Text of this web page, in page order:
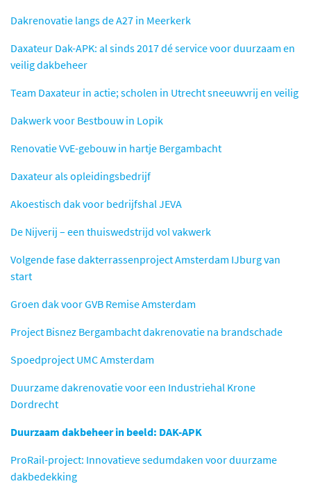
Dakrenovatie langs de A27 in Meerkerk
Daxateur Dak-APK: al sinds 2017 dé service voor duurzaam en
veilig dakbeheer
Team Daxateur in actie; scholen in Utrecht sneeuwvrij en veilig
Dakwerk voor Bestbouw in Lopik
Renovatie VvE-gebouw in hartje Bergambacht
Daxateur als opleidingsbedrijf
Akoestisch dak voor bedrijfshal JEVA
De Nijverij – een thuiswedstrijd vol vakwerk
Volgende fase dakterrassenproject Amsterdam IJburg van
start
Groen dak voor GVB Remise Amsterdam
Project Bisnez Bergambacht dakrenovatie na brandschade
Spoedproject UMC Amsterdam
Duurzame dakrenovatie voor een Industriehal Krone
Dordrecht
Duurzaam dakbeheer in beeld: DAK-APK
ProRail-project: Innovatieve sedumdaken voor duurzame
dakbedekking